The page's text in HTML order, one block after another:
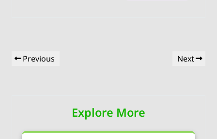
Yazı
gezinmesi
Previous
Previous
Next
Next
Explore More